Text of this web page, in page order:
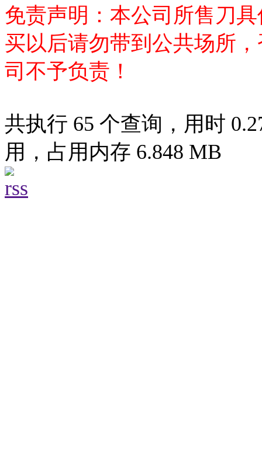
免责声明：本公司所售刀
买以后请勿带到公共场所
司不予负责！
共执行 65 个查询，用时
用，占用内存 6.848 MB